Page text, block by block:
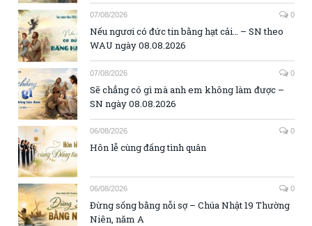
07/08/2026 0
Nếu ngươi có đức tin bằng hạt cải… – SN theo
WAU ngày 08.08.2026
07/08/2026 0
Sẽ chẳng có gì mà anh em không làm được –
SN ngày 08.08.2026
06/08/2026 0
Hôn lễ cùng đấng tình quân
06/08/2026 0
Đừng sống bằng nỗi sợ – Chúa Nhật 19 Thường
Niên, năm A